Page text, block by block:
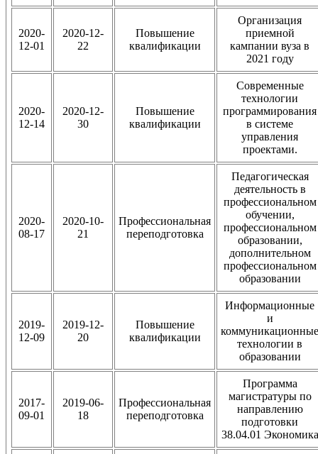
2020-
12-01
2020-12-
22
Повышение
квалификации
Организация
приемной
кампании вуза в
2021 году
2020-
12-14
2020-12-
30
Повышение
квалификации
Современные
технологии
программирования
в системе
управления
проектами.
2020-
08-17
2020-10-
21
Профессиональная
переподготовка
Педагогическая
деятельность в
профессиональном
обучении,
профессиональном
образовании,
дополнительном
профессиональном
образовании
2019-
12-09
2019-12-
20
Повышение
квалификации
Информационные
и
коммуникационные
технологии в
образовании
2017-
09-01
2019-06-
18
Профессиональная
переподготовка
Программа
магистратуры по
направлению
подготовки
38.04.01 Экономика